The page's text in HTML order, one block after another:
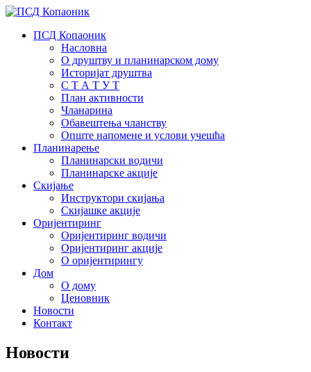
ПСД Копаоник
Насловна
О друштву и планинарском дому
Историјат друштва
С Т А Т У Т
План активности
Чланарина
Обавештења чланству
Опште напомене и услови учешћа
Планинарење
Планинарски водичи
Планинарске акције
Скијање
Инструктори скијања
Скијашке акције
Оријентиринг
Оријентиринг водичи
Оријентиринг акције
О оријентирингу
Дом
О дому
Ценовник
Новости
Контакт
Новости